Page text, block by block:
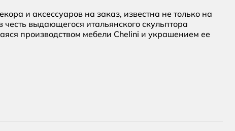
и аксессуаров на заказ, известна не только на
выдающегося итальянского скульптора
производством мебели Chelini и украшением ее